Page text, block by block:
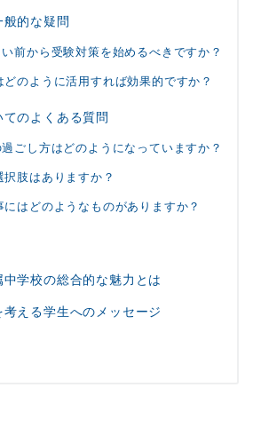
的な疑問
前から受験対策を始めるべきですか？
のように活用すれば効果的ですか？
のよくある質問
ごし方はどのようになっていますか？
肢はありますか？
はどのようなものがありますか？
学校の総合的な魅力とは
考える学生へのメッセージ